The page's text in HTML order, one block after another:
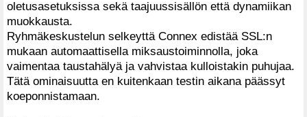
oletusasetuksissa sekä taajuussisällön että dynamiikan
muokkausta.
Ryhmäkeskustelun selkeyttä Connex edistää SSL:n
mukaan automaattisella miksaustoiminnolla, joka
vaimentaa taustahälyä ja vahvistaa kulloistakin puhujaa.
Tätä ominaisuutta en kuitenkaan testin aikana päässyt
koeponnistamaan.